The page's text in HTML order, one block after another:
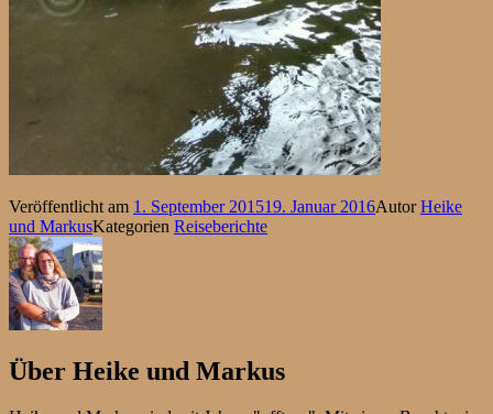
Veröffentlicht am 1. September 201519. Januar 2016AutorHeike
und MarkusKategorien Reiseberichte
Über Heike und Markus